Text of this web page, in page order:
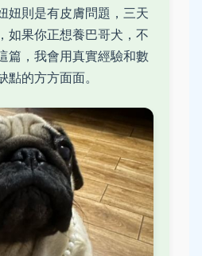
妞則是有皮膚問題，三天
如果你正想養巴哥犬，不
篇，我會用真實經驗和數
的方方面面。